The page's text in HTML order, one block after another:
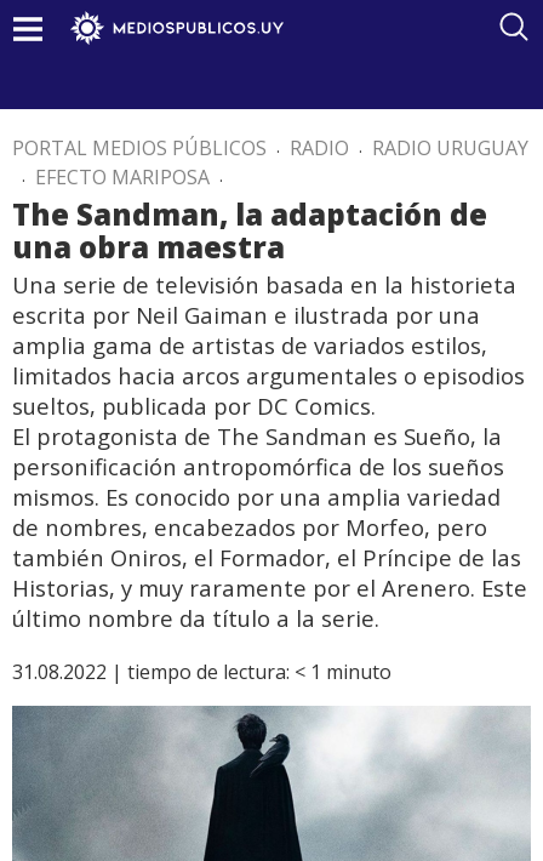
PORTAL MEDIOS PÚBLICOS . RADIO . RADIO URUGUAY
. EFECTO MARIPOSA .
The Sandman, la adaptación de
una obra maestra
Una serie de televisión basada en la historieta
escrita por Neil Gaiman e ilustrada por una
amplia gama de artistas de variados estilos,
limitados hacia arcos argumentales o episodios
sueltos, publicada por DC Comics.
El protagonista de The Sandman es Sueño, la
personificación antropomórfica de los sueños
mismos. Es conocido por una amplia variedad
de nombres, encabezados por Morfeo, pero
también Oniros, el Formador, el Príncipe de las
Historias, y muy raramente por el Arenero. Este
último nombre da título a la serie.
31.08.2022 | tiempo de lectura: < 1 minuto